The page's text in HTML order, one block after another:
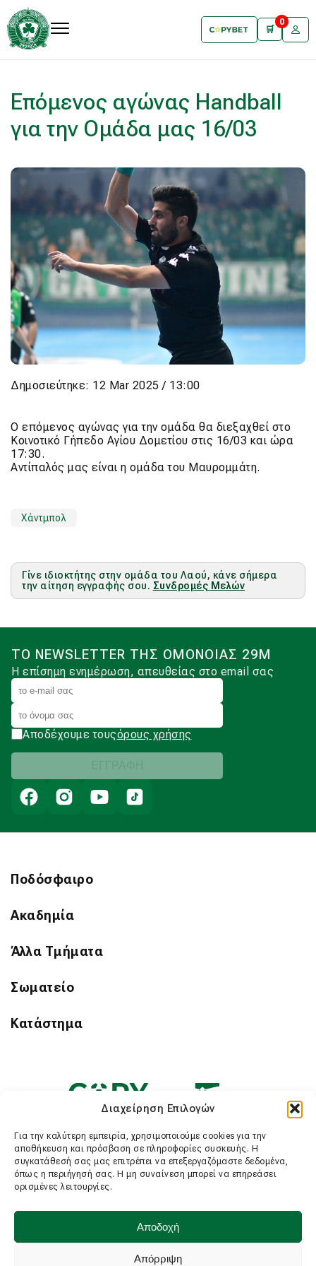
Διαχείρηση Επιλογών
Για την καλύτερη εμπειρία, χρησιμοποιούμε cookies για την
αποθήκευση και πρόσβαση σε πληροφορίες συσκευής. Η
συγκατάθεσή σας μας επιτρέπει να επεξεργαζόμαστε δεδομένα,
όπως η περιήγησή σας. Η μη συναίνεση μπορεί να επηρεάσει
ορισμένες λειτουργίες.
Αποδοχή
Απόρριψη
🛒
0
Επόμενος αγώνας Handball
για την Ομάδα μας 16/03
Δημοσιεύτηκε: 12 Mar 2025 / 13:00
Ο επόμενος αγώνας για την ομάδα θα διεξαχθεί στο
Κοινοτικό Γήπεδο Αγίου Δομετίου στις 16/03 και ώρα
17:30.
Αντίπαλός μας είναι η ομάδα του Μαυρομμάτη.
Χάντμπολ
Γίνε ιδιοκτήτης στην ομάδα του Λαού, κάνε σήμερα
την αίτηση εγγραφής σου. Συνδρομές Μελών
ΤΟ NEWSLETTER ΤΗΣ ΟΜΟΝΟΙΑΣ 29Μ
Η επίσημη ενημέρωση, απευθείας στο email σας
Αποδέχουμε τουςόρους χρήσης
Ποδόσφαιρο
Ακαδημία
Άλλα Τμήματα
Σωματείο
Κατάστημα